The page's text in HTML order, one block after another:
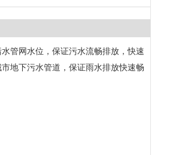
管网水位，保证污水流畅排放，快速
地下污水管道，保证雨水排放快速畅